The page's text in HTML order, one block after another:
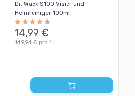
Dr. Wack S100 Visier und
Helmreiniger 100ml
14,99 €
149,94 € pro 1 l